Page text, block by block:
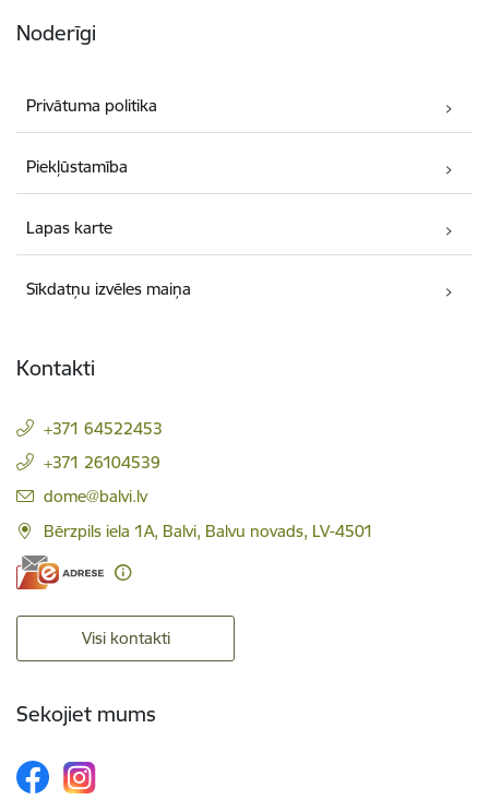
Noderīgi
Privātuma politika
Piekļūstamība
Lapas karte
Sīkdatņu izvēles maiņa
Kontakti
+371 64522453
+371 26104539
E-pasts:
dome@balvi.lv
Bērzpils iela 1A, Balvi, Balvu novads, LV-4501
Visi kontakti
Sekojiet mums